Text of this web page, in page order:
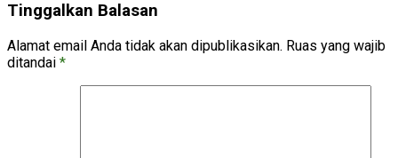
Tinggalkan Balasan
Alamat email Anda tidak akan dipublikasikan. Ruas yang wajib
ditandai *